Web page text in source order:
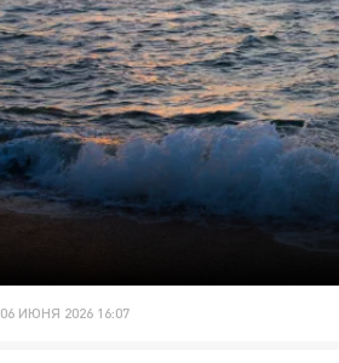
06 ИЮНЯ 2026 16:07